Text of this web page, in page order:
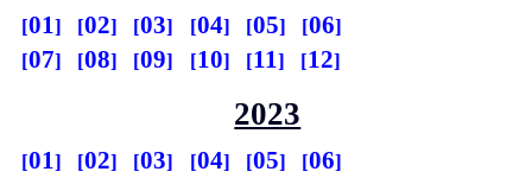
01 02 03 04 05
06
07
08 09 10 11 12
2023
01 02 03 04 05
06